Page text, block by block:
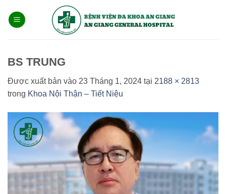
qua
BS TRUNG
Được xuất bản vào 23 Tháng 1, 2024 tại 2188 × 2813
trong Khoa Nội Thận – Tiết Niệu